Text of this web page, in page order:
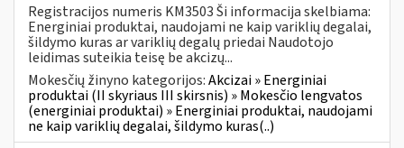
Registracijos numeris KM3503 Ši informacija skelbiama:
Energiniai produktai, naudojami ne kaip variklių degalai,
šildymo kuras ar variklių degalų priedai Naudotojo
leidimas suteikia teisę be akcizų...
Mokesčių žinyno kategorijos:Akcizai » Energiniai
produktai (II skyriaus III skirsnis) » Mokesčio lengvatos
(energiniai produktai) » Energiniai produktai, naudojami
ne kaip variklių degalai, šildymo kuras(..)